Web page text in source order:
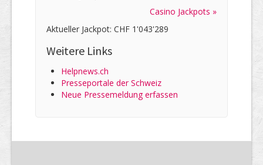
Casino Jackpots »
Aktueller Jackpot: CHF 1'043'289
Weitere Links
Helpnews.ch
Presseportale der Schweiz
Neue Pressemeldung erfassen